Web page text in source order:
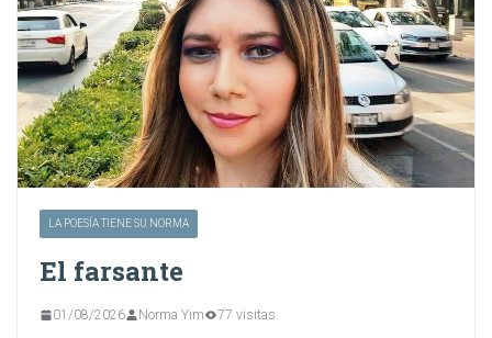
LA POESÍA TIENE SU NORMA
El farsante
01/08/2026 Norma Yim 77 visitas